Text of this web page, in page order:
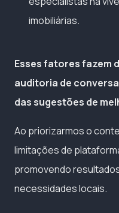
imobiliárias.
Esses fatores fazem
auditoria de
das sugestões de
Ao priorizarmos o
limitações de
promovendo
necessidades locais.